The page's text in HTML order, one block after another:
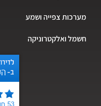
מערכות צפייה ושמע
חשמל ואלקטרוניקה